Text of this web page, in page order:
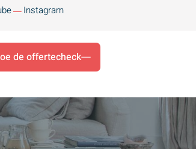
Instagram
de offertecheck